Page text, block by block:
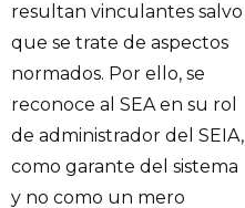
resultan vinculantes salvo
que se trate de aspectos
normados. Por ello, se
reconoce al SEA en su rol
de administrador del SEIA,
como garante del sistema
y no como un mero